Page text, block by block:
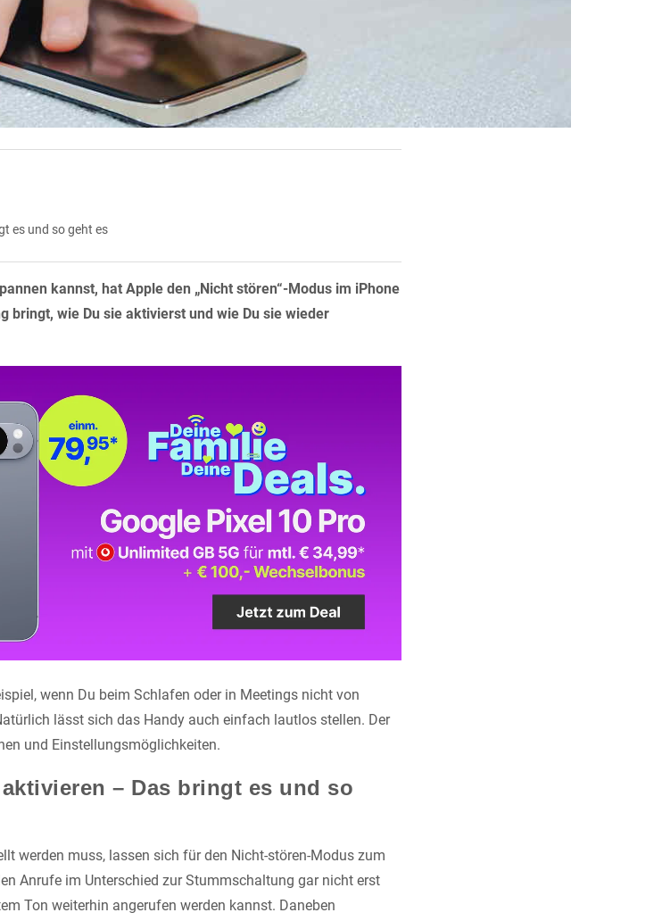
es und so geht es
kannst, hat Apple den „Nicht stören“-Modus im iPhone
bringt, wie Du sie aktivierst und wie Du sie wieder
wenn Du beim Schlafen oder in Meetings nicht von
lässt sich das Handy auch einfach lautlos stellen. Der
und Einstellungsmöglichkeiten.
– Das bringt es und so
werden muss, lassen sich für den Nicht-stören-Modus zum
Anrufe im Unterschied zur Stummschaltung gar nicht erst
Ton weiterhin angerufen werden kannst. Daneben